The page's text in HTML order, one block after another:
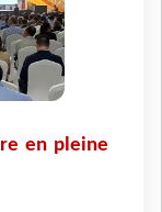
en pleine